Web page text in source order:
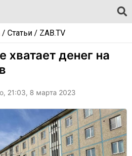
/ Статьи/ ZAB.TV
денег на
21:03, 8 марта 2023